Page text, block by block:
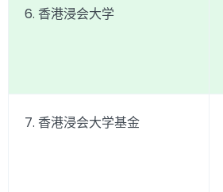
6. 香港浸会大学
7. 香港浸会大学基金